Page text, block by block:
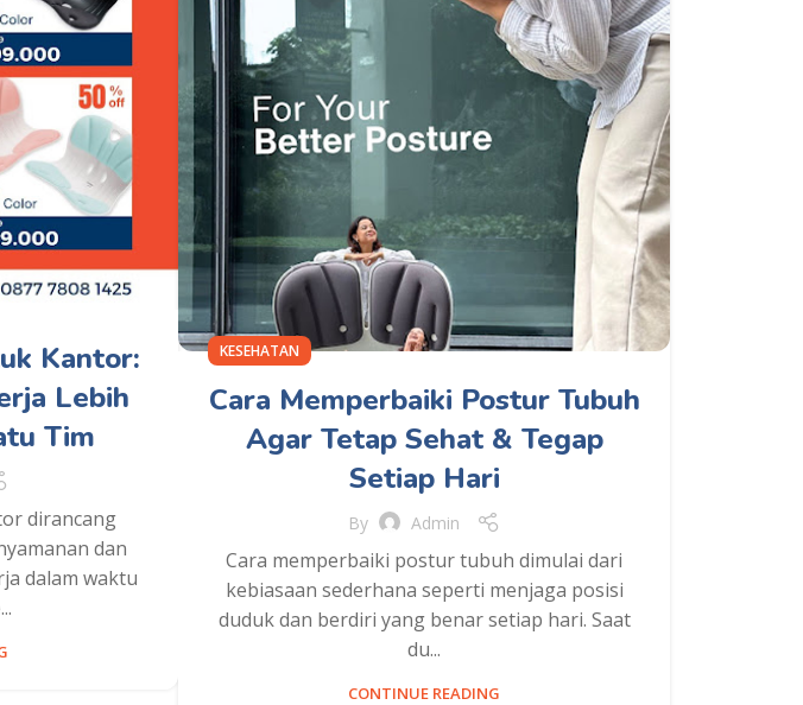
Kantor:
Lebih
Tim
dirancang
dan
dalam waktu
KESEHATAN
Cara Memperbaiki Postur Tubuh
Agar Tetap Sehat & Tegap
Setiap Hari
By Admin
Cara memperbaiki postur tubuh dimulai dari
kebiasaan sederhana seperti menjaga posisi
duduk dan berdiri yang benar setiap hari. Saat
du...
CONTINUE READING